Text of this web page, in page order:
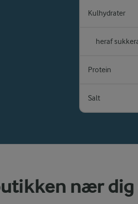
Kulhydrater
heraf
Protein
Salt
nær